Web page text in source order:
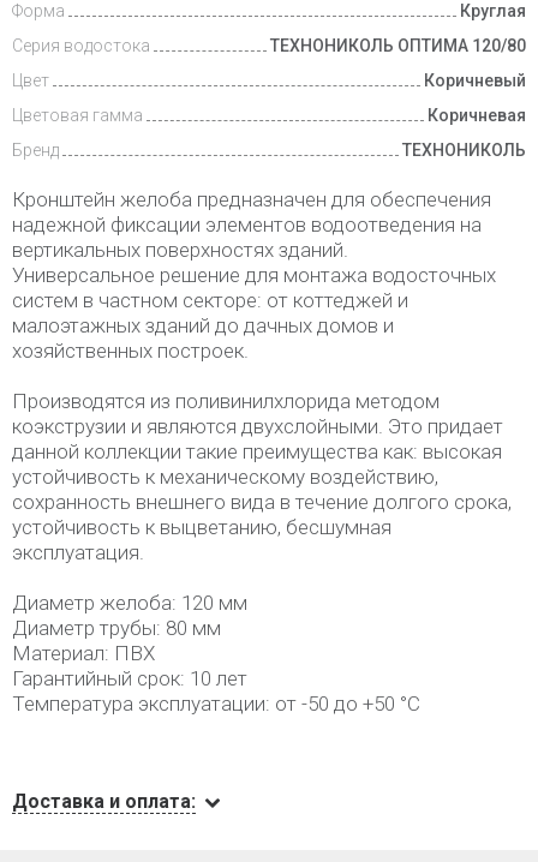
Форма
Круглая
Серия водостока
ТЕХНОНИКОЛЬ ОПТИМА 120/80
Цвет
Коричневый
Цветовая гамма
Коричневая
Бренд
ТЕХНОНИКОЛЬ
Кронштейн желоба предназначен для обеспечения
надежной фиксации элементов водоотведения на
вертикальных поверхностях зданий.
Универсальное решение для монтажа водосточных
систем в частном секторе: от коттеджей и
малоэтажных зданий до дачных домов и
хозяйственных построек.
Производятся из поливинилхлорида методом
коэкструзии и являются двухслойными. Это придает
данной коллекции такие преимущества как: высокая
устойчивость к механическому воздействию,
сохранность внешнего вида в течение долгого срока,
устойчивость к выцветанию, бесшумная
эксплуатация.
Диаметр желоба: 120 мм
Диаметр трубы: 80 мм
Материал: ПВХ
Гарантийный срок: 10 лет
Температура эксплуатации: от -50 до +50 °С
Доставка и оплата: